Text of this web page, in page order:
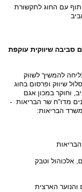
עם החוג לתקשורת
סביבה שיווקית עוקפת
להמשיך לשווק
שיווק ופרסום בחוג
וחוקר במכון אגם
מדו"ח שר הבריאות -
הבריאות:
אלכוהול וטבק
והנוער הארצית